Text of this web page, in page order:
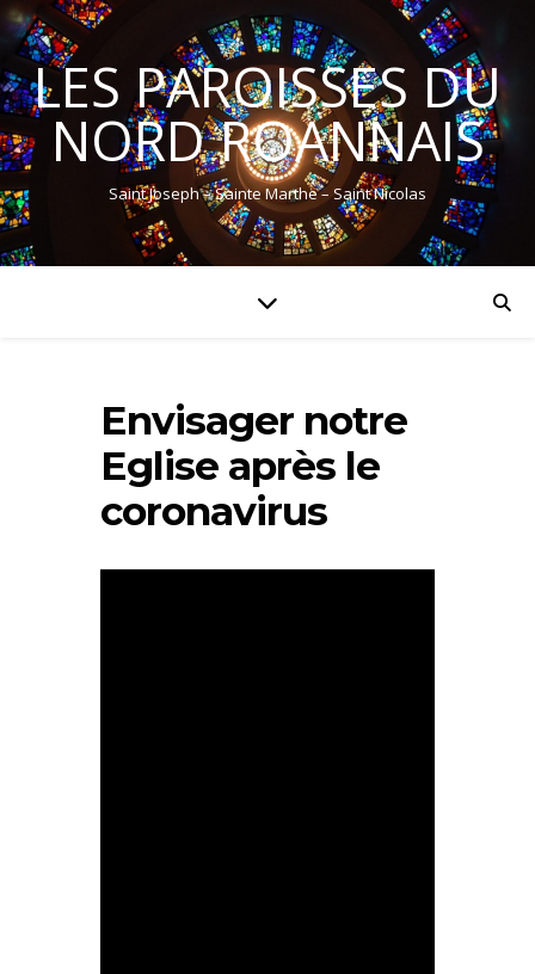
LES PAROISSES DU
NORD ROANNAIS
Saint Joseph – Sainte Marthe – Saint Nicolas
Envisager notre
Eglise après le
coronavirus